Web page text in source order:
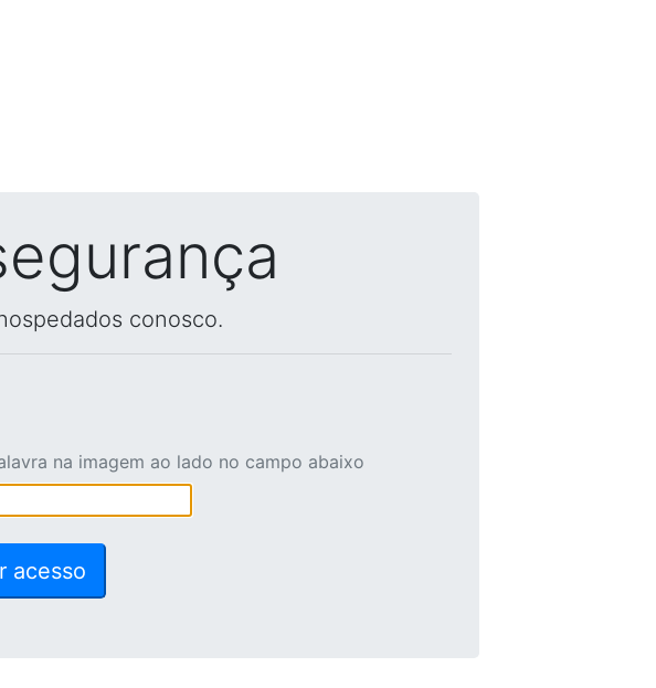
conosco.
na imagem ao lado no campo abaixo